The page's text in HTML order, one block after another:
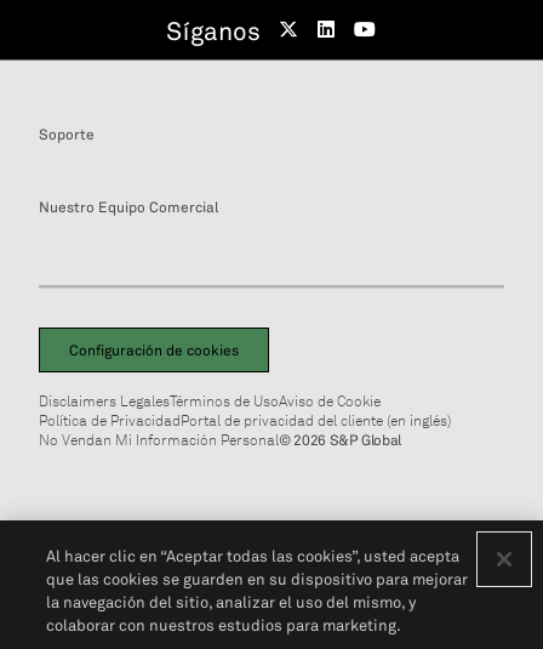
Síganos
Soporte
Nuestro Equipo Comercial
Configuración de cookies
Disclaimers LegalesTérminos de UsoAviso de Cookie
Política de PrivacidadPortal de privacidad del cliente (en inglés)
No Vendan Mi Información Personal© 2026 S&P Global
Al hacer clic en “Aceptar todas las cookies”, usted acepta
que las cookies se guarden en su dispositivo para mejorar
la navegación del sitio, analizar el uso del mismo, y
colaborar con nuestros estudios para marketing.